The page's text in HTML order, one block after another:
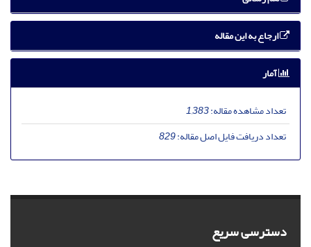
ارجاع به این مقاله
آمار
تعداد مشاهده مقاله:1,383
تعداد دریافت فایل اصل مقاله:829
دسترسی سریع